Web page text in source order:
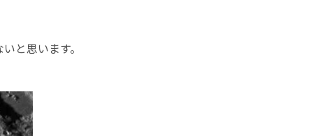
と思います。